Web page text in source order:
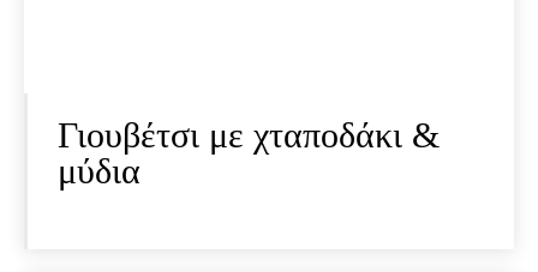
Γιουβέτσι με χταποδάκι &
μύδια